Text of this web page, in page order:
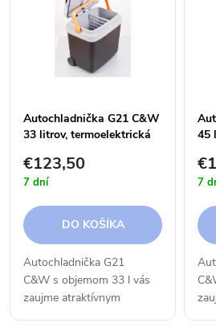
e
p
o
Abecedne
s
p
o
d
Autochladnička G21 C&W
33 litrov, termoelektrická
€123,50
7 dní
DO KOŠÍKA
Autochladnička G21
C&W s objemom 33 l vás
zaujme atraktívnym
45
7